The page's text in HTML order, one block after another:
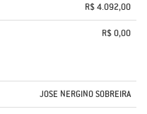
R$ 4.092,00
R$ 0,00
JOSE NERGINO SOBREIRA